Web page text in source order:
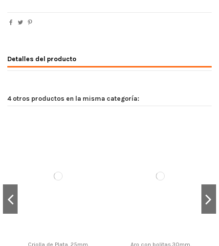
Detalles del producto
4 otros productos en la misma categoría:
Criolla de Plata. 25mm. Aro con bolitas.30mm.